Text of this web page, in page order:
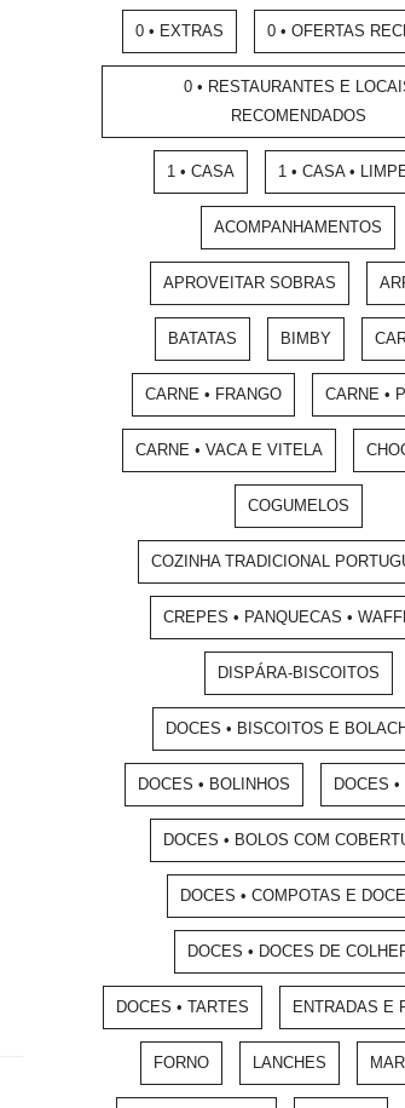
0 • EXTRAS 0 • OFERTAS
0 • RESTAURANTES E
RECOMENDADOS
1 • CASA 1 • CASA •
ACOMPANHAMENTOS
APROVEITAR SOBRAS
BATATAS BIMBY
CARNE • FRANGO CARNE •
CARNE • VACA E VITELA
COGUMELOS
COZINHA TRADICIONAL
CREPES • PANQUECAS •
DISPÁRA-BISCOITOS
DOCES • BISCOITOS E
DOCES • BOLINHOS DOCES
DOCES • BOLOS COM
DOCES • COMPOTAS E
DOCES • DOCES DE
DOCES • TARTES ENTRADAS E
FORNO LANCHES